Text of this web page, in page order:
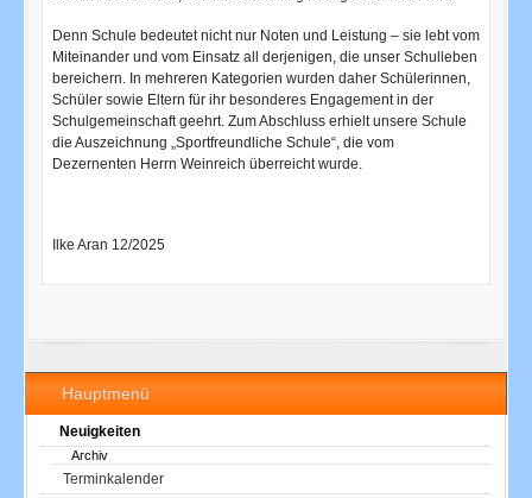
Hauptmenü
Neuigkeiten
Archiv
Terminkalender
Denn Schule bedeutet nicht nur Noten und Leistung – sie lebt vom
Miteinander und vom Einsatz all derjenigen, die unser Schulleben
bereichern. In mehreren Kategorien wurden daher Schülerinnen,
Schüler sowie Eltern für ihr besonderes Engagement in der
Schulgemeinschaft geehrt. Zum Abschluss erhielt unsere Schule
die Auszeichnung „Sportfreundliche Schule“, die vom
Dezernenten Herrn Weinreich überreicht wurde.
Ilke Aran 12/2025